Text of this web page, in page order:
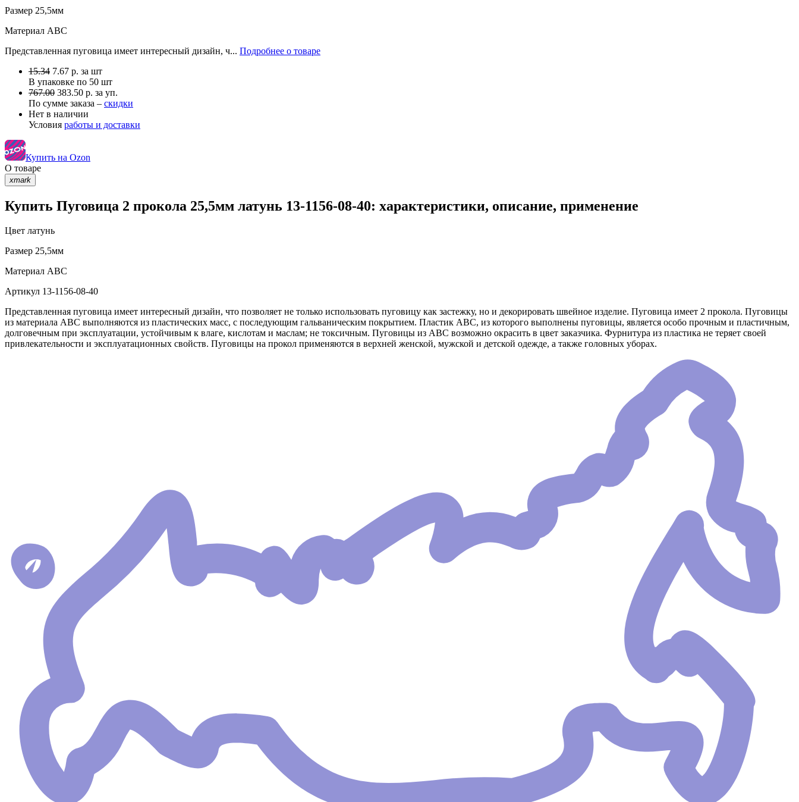
Размер 25,5мм
Материал АВС
Представленная пуговица имеет интересный дизайн, ч... Подробнее о товаре
15.34 7.67 р. за шт
В упаковке по 50 шт
767.00 383.50 р. за уп.
По сумме заказа – скидки
Нет в наличии
Условия работы и доставки
Купить на Ozon
О товаре
xmark
Купить Пуговица 2 прокола 25,5мм латунь 13-1156-08-40: характеристики, описание, применение
Цвет латунь
Размер 25,5мм
Материал АВС
Артикул 13-1156-08-40
Представленная пуговица имеет интересный дизайн, что позволяет не только использовать пуговицу как застежку, но и декорировать швейное изделие. Пуговица имеет 2 прокола. Пуговицы
из материала АВС выполняются из пластических масс, с последующим гальваническим покрытием. Пластик АВС, из которого выполнены пуговицы, является особо прочным и пластичным,
долговечным при эксплуатации, устойчивым к влаге, кислотам и маслам; не токсичным. Пуговицы из АВС возможно окрасить в цвет заказчика. Фурнитура из пластика не теряет своей
привлекательности и эксплуатационных свойств. Пуговицы на прокол применяются в верхней женской, мужской и детской одежде, а также головных уборах.